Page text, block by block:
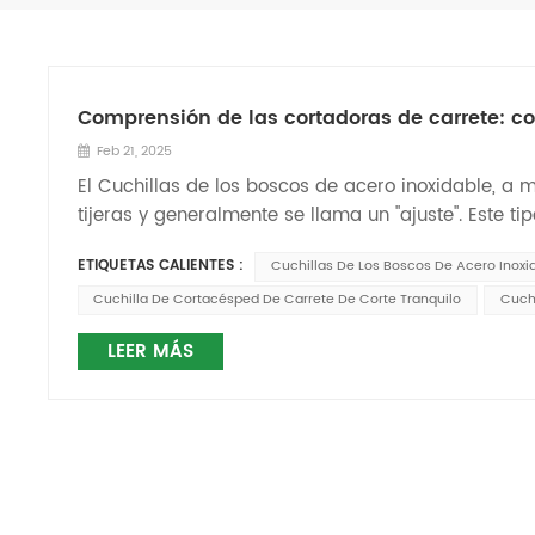
Comprensión de las cortadoras de carrete:
Feb 21, 2025
El Cuchillas de los boscos de acero inoxidable, a
tijeras y generalmente se llama un "ajuste". Este
colaboración entre la cuchilla del carrete y el
estacionario, actuando como la cuchilla fija,
carrete gira alrededor de un eje horizontal y a
limpio y el Cuchilla de cortacésped de carrete
ETIQUETAS CALIENTES : Cuchillas De Los Boscos De Acero
Cuchilla De Cortacésped De Carrete De Corte Tranquilo
LEER MÁS